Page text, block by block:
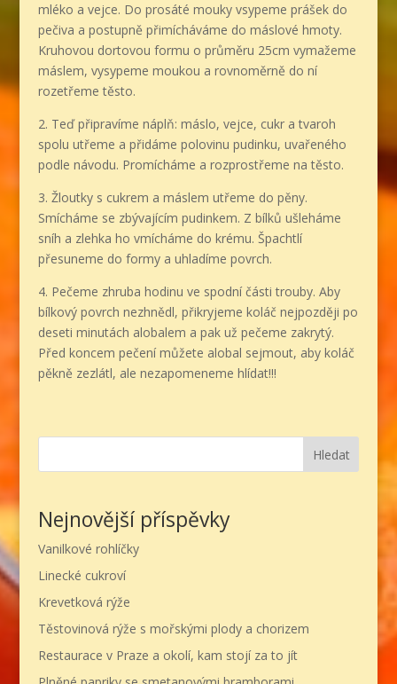
mléko a vejce. Do prosáté mouky vsypeme prášek do
pečiva a postupně přimícháváme do máslové hmoty.
Kruhovou dortovou formu o průměru 25cm vymažeme
máslem, vysypeme moukou a rovnoměrně do ní
rozetřeme těsto.
2. Teď připravíme náplň: máslo, vejce, cukr a tvaroh
spolu utřeme a přidáme polovinu pudinku, uvařeného
podle návodu. Promícháme a rozprostřeme na těsto.
3. Žloutky s cukrem a máslem utřeme do pěny.
Smícháme se zbývajícím pudinkem. Z bílků ušleháme
sníh a zlehka ho vmícháme do krému. Špachtlí
přesuneme do formy a uhladíme povrch.
4. Pečeme zhruba hodinu ve spodní části trouby. Aby
bílkový povrch nezhnědl, přikryjeme koláč nejpozději po
deseti minutách alobalem a pak už pečeme zakrytý.
Před koncem pečení můžete alobal sejmout, aby koláč
pěkně zezlátl, ale nezapomeneme hlídat!!!
Hledat
Nejnovější příspěvky
Vanilkové rohlíčky
Linecké cukroví
Krevetková rýže
Těstovinová rýže s mořskými plody a chorizem
Restaurace v Praze a okolí, kam stojí za to jít